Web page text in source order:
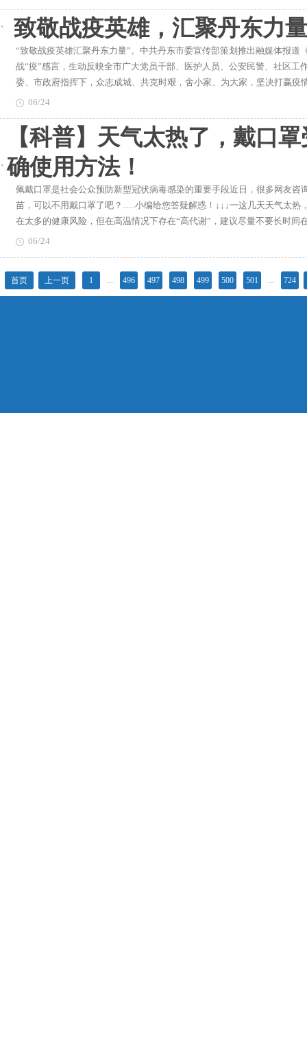
款项调转任务，坚决做到疫情防控与资金安全“双重保障”。
致敬战疫英雄，汇聚丹东力
“致敬战疫英雄汇聚丹东力量”。中共丹东市委宣传部策划推出融媒体报道
战“疫”感言，生动反映全市广大党员干部、医护人员、公安民警、社区
委、市政府指挥下，众志成城、共克时艰，舍小家、为大家，坚决打赢
新征程建功新时代”的磅礴力量。
06/24
【科普】天气太热了，戴口
确使用方法！
佩戴口罩是社会公众预防新型冠状病毒感染的重要手段近日，很多网友
苗，可以不用戴口罩了吧？......小编给您答疑解惑！↓↓↓一这几天天气太
在太多的健康风险，但在高温情况下存在“高代谢”，建议尽量不要长时
无人员聚集、通风良好的环境时，可以不用戴口罩。二已经接种了新冠
戴口罩，特别是在公共场所、人员密集的场所等；其他防护措施如手的
如克林霉素等消炎类药膏，或者维A甲酸类药膏。三是如果情况依然严重
06/24
首页 上一页 1 ... 496 497 498 499 500 501 ... 724